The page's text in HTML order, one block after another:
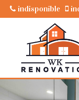
indisponible